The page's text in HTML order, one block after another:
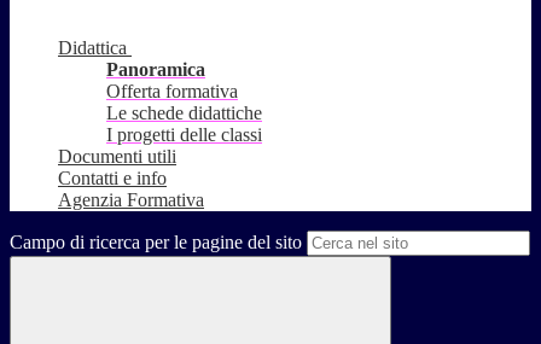
Didattica
Panoramica
Offerta formativa
Le schede didattiche
I progetti delle classi
Documenti utili
Contatti e info
Agenzia Formativa
Campo di ricerca per le pagine del sito